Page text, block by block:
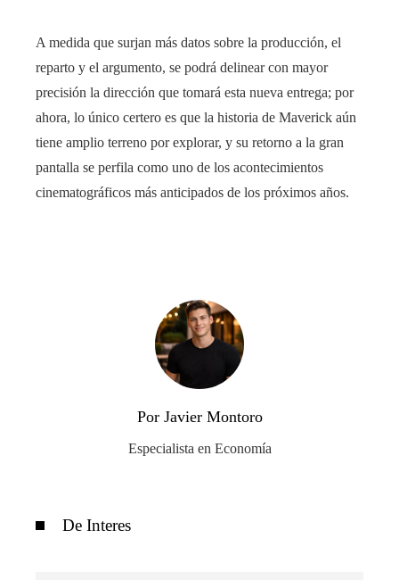
A medida que surjan más datos sobre la producción, el
reparto y el argumento, se podrá delinear con mayor
precisión la dirección que tomará esta nueva entrega; por
ahora, lo único certero es que la historia de Maverick aún
tiene amplio terreno por explorar, y su retorno a la gran
pantalla se perfila como uno de los acontecimientos
cinematográficos más anticipados de los próximos años.
Por Javier Montoro
Especialista en Economía
De Interes